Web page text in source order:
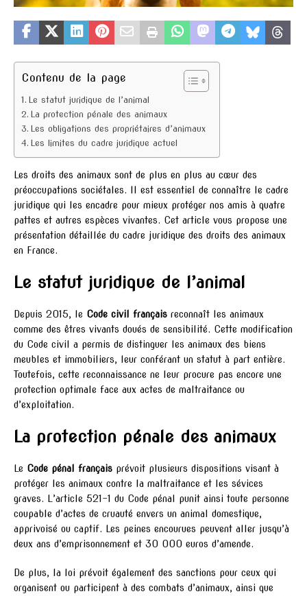
Contenu de la page
Le statut juridique de l’animal
La protection pénale des animaux
Les obligations des propriétaires d’animaux
Les limites du cadre juridique actuel
Les droits des animaux sont de plus en plus au cœur des
préoccupations sociétales. Il est essentiel de connaître le cadre
juridique qui les encadre pour mieux protéger nos amis à quatre
pattes et autres espèces vivantes. Cet article vous propose une
présentation détaillée du cadre juridique des droits des animaux
en France.
Le statut juridique de l’animal
Depuis 2015, le Code civil français reconnaît les animaux
comme des êtres vivants doués de sensibilité. Cette modification
du Code civil a permis de distinguer les animaux des biens
meubles et immobiliers, leur conférant un statut à part entière.
Toutefois, cette reconnaissance ne leur procure pas encore une
protection optimale face aux actes de maltraitance ou
d’exploitation.
La protection pénale des animaux
Le Code pénal français prévoit plusieurs dispositions visant à
protéger les animaux contre la maltraitance et les sévices
graves. L’article 521-1 du Code pénal punit ainsi toute personne
coupable d’actes de cruauté envers un animal domestique,
apprivoisé ou captif. Les peines encourues peuvent aller jusqu’à
deux ans d’emprisonnement et 30 000 euros d’amende.
De plus, la loi prévoit également des sanctions pour ceux qui
organisent ou participent à des combats d’animaux, ainsi que